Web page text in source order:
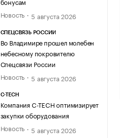
Новость
5 августа 2026
СПЕЦСВЯЗЬ РОССИИ
Во Владимире прошел молебен
небесному покровителю
Спецсвязи России
Новость
5 августа 2026
C-TECH
Компания C-TECH оптимизирует
закупки оборудования
Новость
5 августа 2026